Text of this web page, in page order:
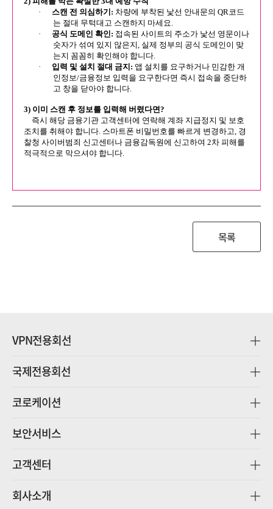
목록
VPN전용회선
국제전용회선
코로케이션
보안서비스
고객센터
회사소개